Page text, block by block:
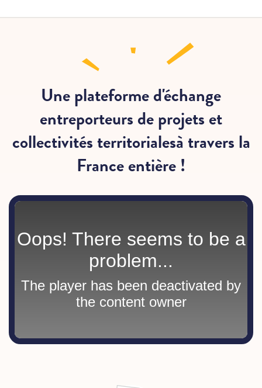
Une plateforme d'échange
entreporteurs de projets et
collectivités territorialesà travers la
France entière !